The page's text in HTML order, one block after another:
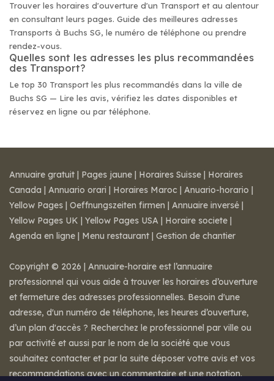
Trouver les horaires d'ouverture d'un Transport et au alentour
en consultant leurs pages. Guide des meilleures adresses
Transports à Buchs SG, le numéro de téléphone ou prendre
rendez-vous.
Quelles sont les adresses les plus recommandées
des Transport?
Le top 30 Transport les plus recommandés dans la ville de
Buchs SG — Lire les avis, vérifiez les dates disponibles et
réservez en ligne ou par téléphone.
Annuaire gratuit | Pages jaune | Horaires Suisse | Horaires
Canada | Annuario orari | Horaires Maroc | Anuario-horario |
Yellow Pages | Oeffnungszeiten firmen | Annuaire inversé |
Yellow Pages UK | Yellow Pages USA | Horaire societe |
Agenda en ligne | Menu restaurant | Gestion de chantier
Copyright © 2026 | Annuaire-horaire est l’annuaire
professionnel qui vous aide à trouver les horaires d’ouverture
et fermeture des adresses professionnelles. Besoin d'une
adresse, d'un numéro de téléphone, les heures d’ouverture,
d’un plan d'accès ? Recherchez le professionnel par ville ou
par activité et aussi par le nom de la société que vous
souhaitez contacter et par la suite déposer votre avis et vos
recommandations avec un commentaire et une notation.